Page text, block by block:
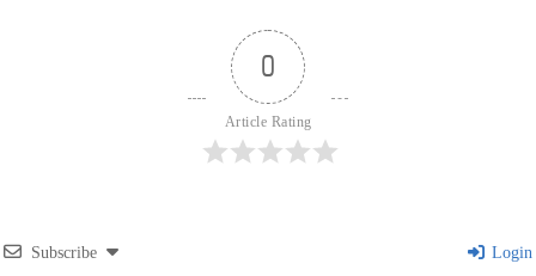
0
Article Rating
Subscribe Login